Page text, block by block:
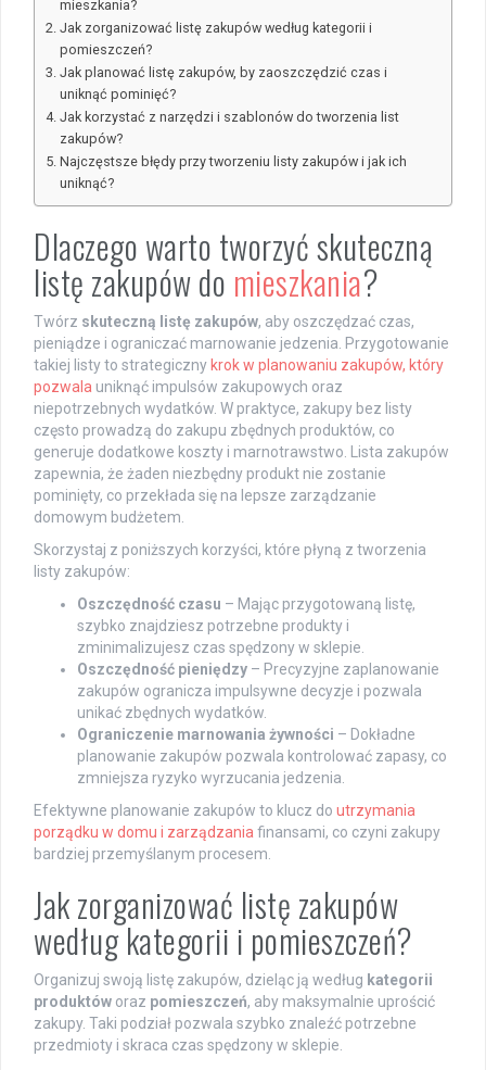
mieszkania?
Jak zorganizować listę zakupów według kategorii i
pomieszczeń?
Jak planować listę zakupów, by zaoszczędzić czas i
uniknąć pominięć?
Jak korzystać z narzędzi i szablonów do tworzenia list
zakupów?
Najczęstsze błędy przy tworzeniu listy zakupów i jak ich
uniknąć?
Dlaczego warto tworzyć skuteczną
listę zakupów do mieszkania?
Twórz skuteczną listę zakupów, aby oszczędzać czas,
pieniądze i ograniczać marnowanie jedzenia. Przygotowanie
takiej listy to strategiczny krok w planowaniu zakupów, który
pozwala uniknąć impulsów zakupowych oraz
niepotrzebnych wydatków. W praktyce, zakupy bez listy
często prowadzą do zakupu zbędnych produktów, co
generuje dodatkowe koszty i marnotrawstwo. Lista zakupów
zapewnia, że żaden niezbędny produkt nie zostanie
pominięty, co przekłada się na lepsze zarządzanie
domowym budżetem.
Skorzystaj z poniższych korzyści, które płyną z tworzenia
listy zakupów:
Oszczędność czasu – Mając przygotowaną listę,
szybko znajdziesz potrzebne produkty i
zminimalizujesz czas spędzony w sklepie.
Oszczędność pieniędzy – Precyzyjne zaplanowanie
zakupów ogranicza impulsywne decyzje i pozwala
unikać zbędnych wydatków.
Ograniczenie marnowania żywności – Dokładne
planowanie zakupów pozwala kontrolować zapasy, co
zmniejsza ryzyko wyrzucania jedzenia.
Efektywne planowanie zakupów to klucz do utrzymania
porządku w domu i zarządzania finansami, co czyni zakupy
bardziej przemyślanym procesem.
Jak zorganizować listę zakupów
według kategorii i pomieszczeń?
Organizuj swoją listę zakupów, dzieląc ją według kategorii
produktów oraz pomieszczeń, aby maksymalnie uprościć
zakupy. Taki podział pozwala szybko znaleźć potrzebne
przedmioty i skraca czas spędzony w sklepie.